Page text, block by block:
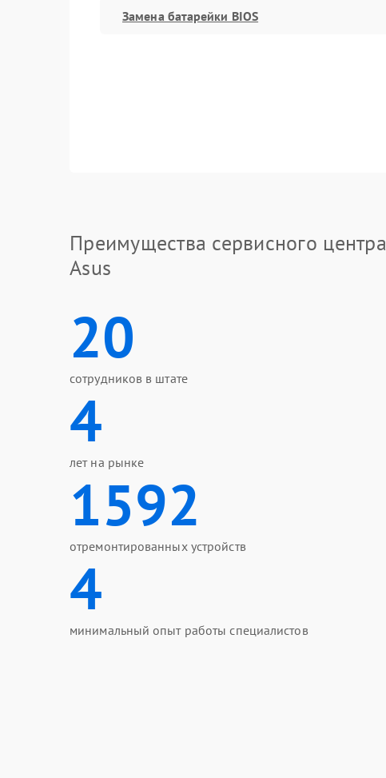
Замена батарейки BIOS
Преимущества сервисного центра
Asus
20
сотрудников в штате
4
лет на рынке
1592
отремонтированных устройств
4
минимальный опыт работы специалистов